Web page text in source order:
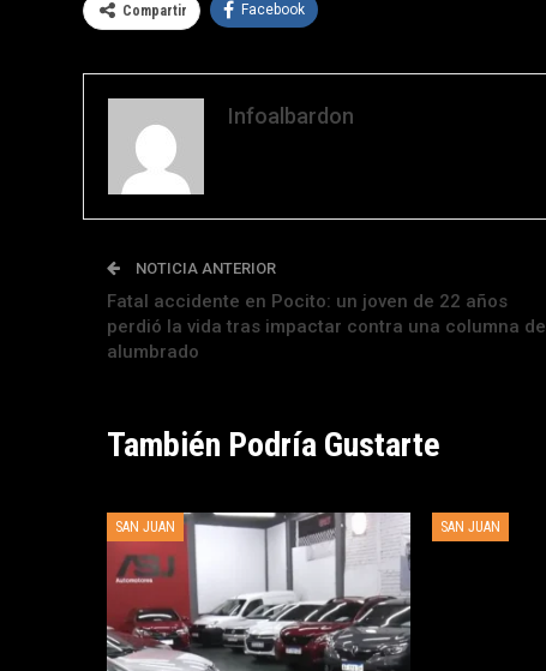
Compartir Facebook
Infoalbardon
NOTICIA ANTERIOR
Fatal accidente en Pocito: un joven de 22 años
perdió la vida tras impactar contra una columna de
alumbrado
También Podría Gustarte
SAN JUAN SAN JUAN